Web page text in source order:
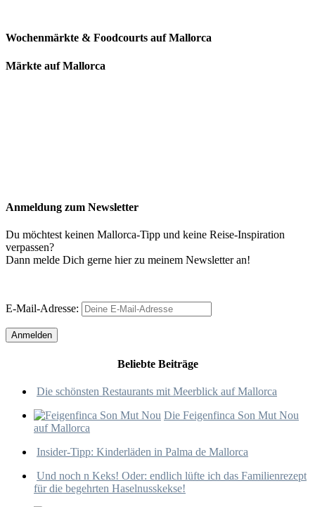
Wochenmärkte & Foodcourts auf Mallorca
Märkte auf Mallorca
Anmeldung zum Newsletter
Du möchtest keinen Mallorca-Tipp und keine Reise-Inspiration
verpassen?
Dann melde Dich gerne hier zu meinem Newsletter an!
E-Mail-Adresse:
Beliebte Beiträge
Die schönsten Restaurants mit Meerblick auf Mallorca
Die Feigenfinca Son Mut Nou
auf Mallorca
Insider-Tipp: Kinderläden in Palma de Mallorca
Und noch n Keks! Oder: endlich lüfte ich das Familienrezept
für die begehrten Haselnusskekse!